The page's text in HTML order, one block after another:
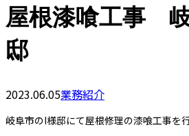
屋根漆喰工事
邸
2023.06.05業務紹介
岐阜市のI様邸にて屋根修理の漆喰工事を